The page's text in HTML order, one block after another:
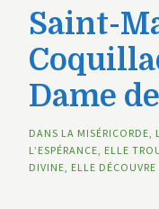
Saint-
Dame
DANS LA MISÉRICORDE,
L’ESPÉRANCE, ELLE
DIVINE, ELLE